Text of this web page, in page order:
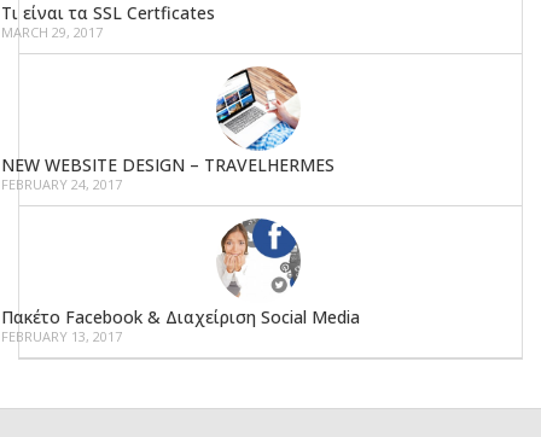
Τι είναι τα SSL Certficates
MARCH 29, 2017
NEW WEBSITE DESIGN – TRAVELHERMES
FEBRUARY 24, 2017
Πακέτο Facebook & Διαχείριση Social Media
FEBRUARY 13, 2017